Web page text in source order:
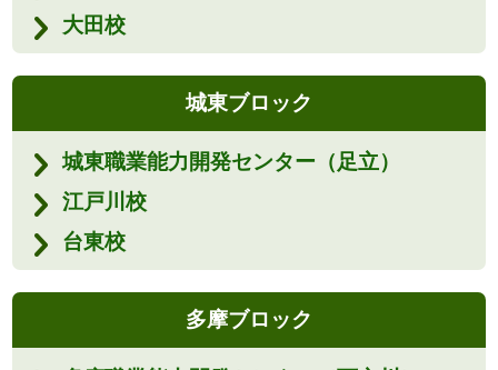
大田校
城東ブロック
城東職業能力開発センター（足立）
江戸川校
台東校
多摩ブロック